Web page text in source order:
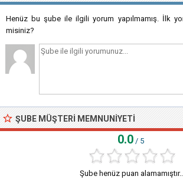
Henüz bu şube ile ilgili yorum yapılmamış. İlk
misiniz?
ŞUBE MÜŞTERI MEMNUNIYETI
0.0 / 5
Şube henüz puan